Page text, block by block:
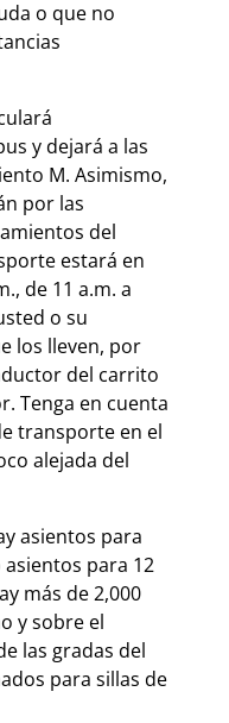
o que no
y dejará a las
M. Asimismo,
por las
del
estará en
de 11 a.m. a
o su
los lleven, por
del carrito
Tenga en cuenta
transporte en el
alejada del
asientos para
para 12
más de 2,000
y sobre el
las gradas del
para sillas de